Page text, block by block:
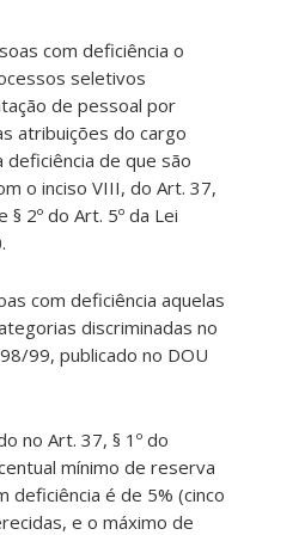
com deficiência o
seletivos
de pessoal por
atribuições do cargo
de que são
o inciso VIII, do Art. 37,
2º do Art. 5º da Lei
com deficiência aquelas
discriminadas no
99, publicado no DOU
no Art. 37, § 1º do
mínimo de reserva
deficiência é de 5% (cinco
e o máximo de